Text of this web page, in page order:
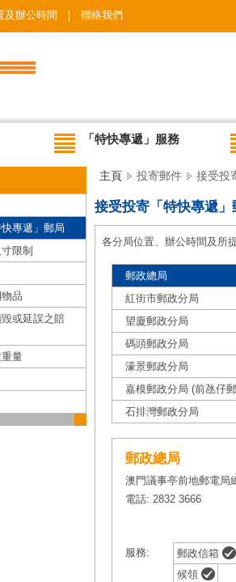
及辦公時間 聯絡我們
「特快專遞」服務
專遞」郵局
限制
品
或延誤之賠
量
主頁 投寄郵件 接受投
接受投寄「特快專遞」
各分局位置、辦公時間及所
郵政總局
紅街市郵政分局
望廈郵政分局
碼頭郵政分局
濠景郵政分局
嘉模郵政分局 (前氹仔
石排灣郵政分局
郵政總局
澳門議事亭前地郵電局
電話: 2832 3666
服務:
郵政信箱
候領